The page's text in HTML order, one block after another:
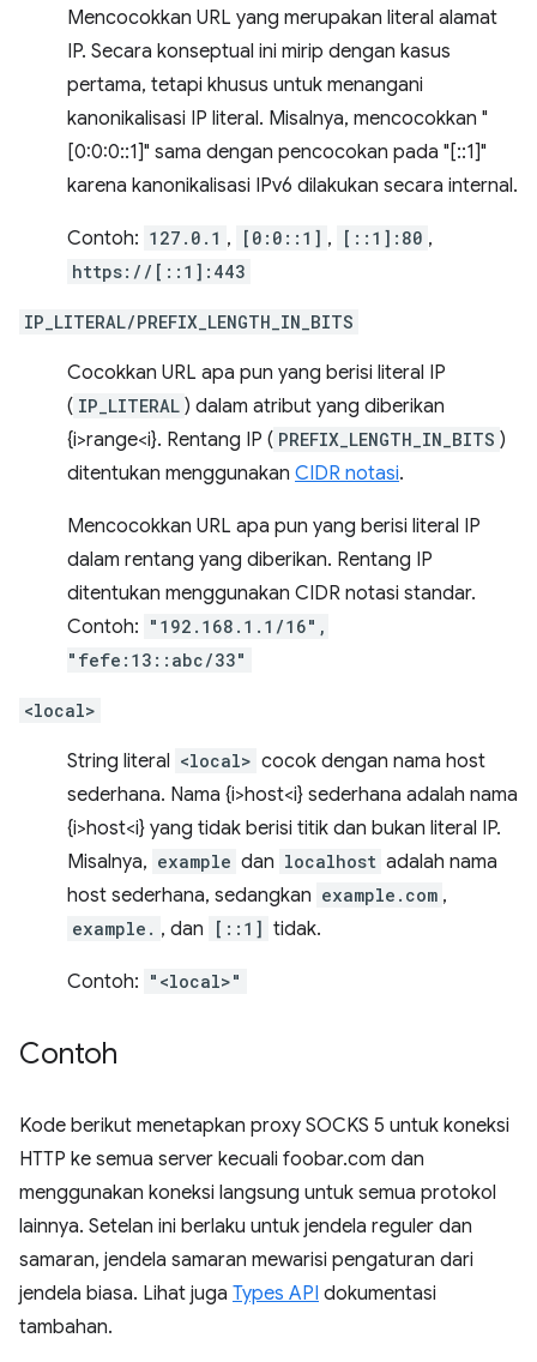
Mencocokkan URL yang merupakan literal alamat
IP. Secara konseptual ini mirip dengan kasus
pertama, tetapi khusus untuk menangani
kanonikalisasi IP literal. Misalnya, mencocokkan "
[0:0:0::1]" sama dengan pencocokan pada "[::1]"
karena kanonikalisasi IPv6 dilakukan secara internal.
Contoh: 127.0.1 , [0:0::1] , [::1]:80 ,
https://[::1]:443
IP_LITERAL/PREFIX_LENGTH_IN_BITS
Cocokkan URL apa pun yang berisi literal IP
( IP_LITERAL ) dalam atribut yang diberikan
{i>range<i}. Rentang IP ( PREFIX_LENGTH_IN_BITS )
ditentukan menggunakan CIDR notasi.
Mencocokkan URL apa pun yang berisi literal IP
dalam rentang yang diberikan. Rentang IP
ditentukan menggunakan CIDR notasi standar.
Contoh: "192.168.1.1/16",
"fefe:13::abc/33"
<local>
String literal <local> cocok dengan nama host
sederhana. Nama {i>host<i} sederhana adalah nama
{i>host<i} yang tidak berisi titik dan bukan literal IP.
Misalnya, example dan localhost adalah nama
host sederhana, sedangkan example.com ,
example. , dan [::1] tidak.
Contoh: "<local>"
Contoh
Kode berikut menetapkan proxy SOCKS 5 untuk koneksi
HTTP ke semua server kecuali foobar.com dan
menggunakan koneksi langsung untuk semua protokol
lainnya. Setelan ini berlaku untuk jendela reguler dan
samaran, jendela samaran mewarisi pengaturan dari
jendela biasa. Lihat juga Types API dokumentasi
tambahan.